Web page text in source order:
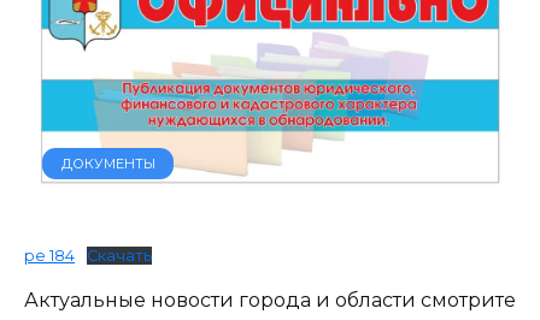
ДОКУМЕНТЫ
ре 184 Скачать
Актуальные новости города и области смотрите